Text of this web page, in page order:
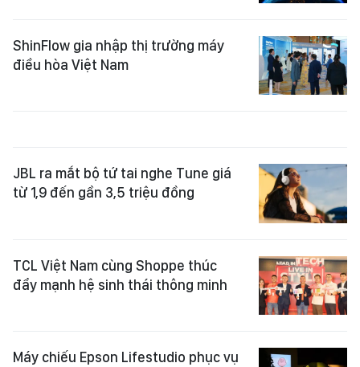
ShinFlow gia nhập thị trường máy
điều hòa Việt Nam
JBL ra mắt bộ tứ tai nghe Tune giá
từ 1,9 đến gần 3,5 triệu đồng
TCL Việt Nam cùng Shoppe thúc
đẩy mạnh hệ sinh thái thông minh
Máy chiếu Epson Lifestudio phục vụ